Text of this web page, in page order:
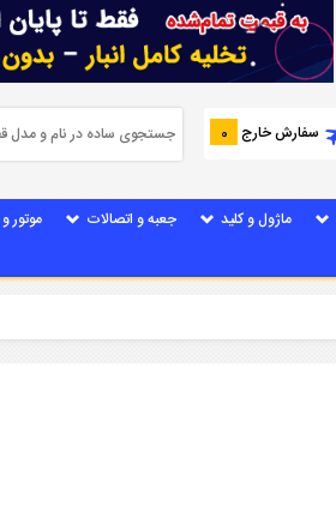
سفارش خارج 0
ماژول و کلید جعبه و اتصالات موتور